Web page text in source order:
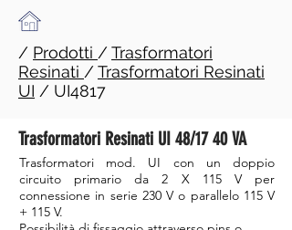
/ Prodotti /Trasformatori
Resinati /Trasformatori Resinati
UI / UI4817
Trasformatori Resinati UI 48/17 40 VA
Trasformatori mod. UI con un doppio
circuito primario da 2 X 115 V per
connessione in serie 230 V o parallelo 115 V
+ 115 V.